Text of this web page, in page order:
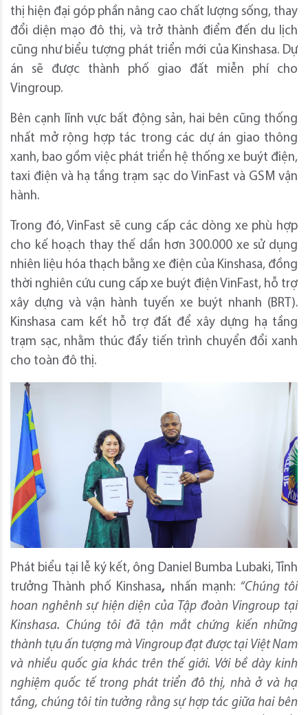
thị hiện đại góp phần nâng cao chất lượng sống, thay
đổi diện mạo đô thị, và trở thành điểm đến du lịch
cũng như biểu tượng phát triển mới của Kinshasa. Dự
án sẽ được thành phố giao đất miễn phí cho
Vingroup.
Bên cạnh lĩnh vực bất động sản, hai bên cũng thống
nhất mở rộng hợp tác trong các dự án giao thông
xanh, bao gồm việc phát triển hệ thống xe buýt điện,
taxi điện và hạ tầng trạm sạc do VinFast và GSM vận
hành.
Trong đó, VinFast sẽ cung cấp các dòng xe phù hợp
cho kế hoạch thay thế dần hơn 300.000 xe sử dụng
nhiên liệu hóa thạch bằng xe điện của Kinshasa, đồng
thời nghiên cứu cung cấp xe buýt điện VinFast, hỗ trợ
xây dựng và vận hành tuyến xe buýt nhanh (BRT).
Kinshasa cam kết hỗ trợ đất để xây dựng hạ tầng
trạm sạc, nhằm thúc đẩy tiến trình chuyển đổi xanh
cho toàn đô thị.
Phát biểu tại lễ ký kết, ông Daniel Bumba Lubaki, Tỉnh
trưởng Thành phố Kinshasa, nhấn mạnh: “Chúng tôi
hoan nghênh sự hiện diện của Tập đoàn Vingroup tại
Kinshasa. Chúng tôi đã tận mắt chứng kiến những
thành tựu ấn tượng mà Vingroup đạt được tại Việt Nam
và nhiều quốc gia khác trên thế giới. Với bề dày kinh
nghiệm quốc tế trong phát triển đô thị, nhà ở và hạ
tầng, chúng tôi tin tưởng rằng sự hợp tác giữa hai bên